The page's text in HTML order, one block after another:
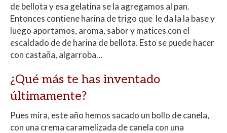
de bellota y esa gelatina se la agregamos al pan.
Entonces contiene harina de trigo que le da la la base y
luego aportamos, aroma, sabor y matices con el
escaldado de de harina de bellota. Esto se puede hacer
con castaña, algarroba…
¿Qué más te has inventado
últimamente?
Pues mira, este año hemos sacado un bollo de canela,
con una crema caramelizada de canela con una